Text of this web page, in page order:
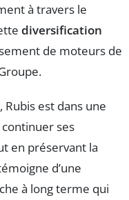
à travers le
diversification
de moteurs de
, Rubis est dans une
ses
en préservant la
d’une
à long terme qui